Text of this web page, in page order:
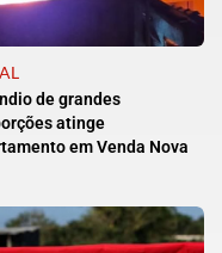
de grandes
atinge
em Venda Nova